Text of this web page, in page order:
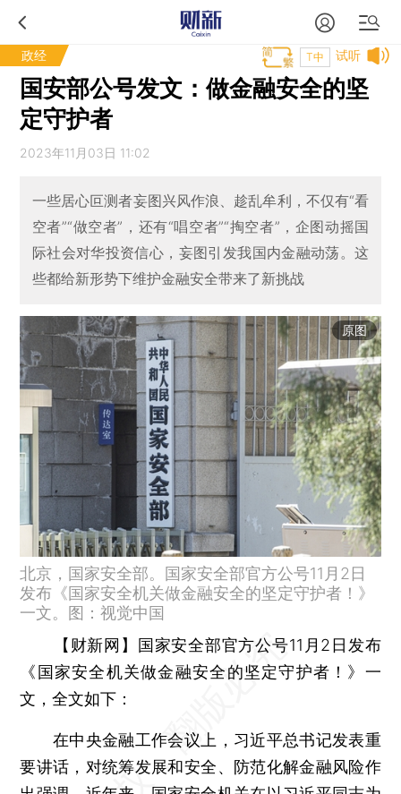
政经 试听
T中
国安部公号发文：做金融安全的坚
定守护者
2023年11月03日 11:02
一些居心叵测者妄图兴风作浪、趁乱牟利，不仅有“看
空者”“做空者”，还有“唱空者”“掏空者”，企图动摇国
际社会对华投资信心，妄图引发我国内金融动荡。这
些都给新形势下维护金融安全带来了新挑战
原图
北京，国家安全部。国家安全部官方公号11月2日
发布《国家安全机关做金融安全的坚定守护者！》
一文。图：视觉中国
【财新网】 国家安全部官方公号11月2日发布
《国家安全机关做金融安全的坚定守护者！》一
文，全文如下：
在中央金融工作会议上，习近平总书记发表重
要讲话，对统筹发展和安全、防范化解金融风险作